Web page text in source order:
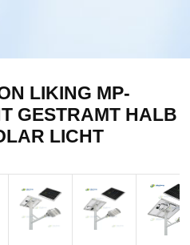
LIKING MP-
GESTRAMT HALB
LICHT